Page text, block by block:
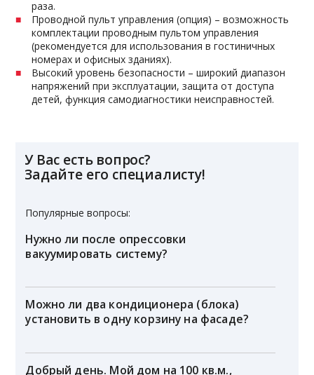
раза.
Проводной пульт управления (опция) – возможность
комплектации проводным пультом управления
(рекомендуется для использования в гостиничных
номерах и офисных зданиях).
Высокий уровень безопасности – широкий диапазон
напряжений при эксплуатации, защита от доступа
детей, функция самодиагностики неисправностей.
У Вас есть вопрос?
Задайте его специалисту!
Популярные вопросы:
Нужно ли после опрессовки
вакуумировать систему?
Можно ли два кондиционера (блока)
установить в одну корзину на фасаде?
Добрый день. Мой дом на 100 кв.м.,